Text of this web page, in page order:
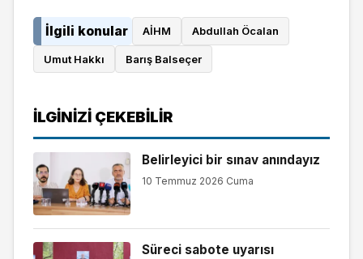
İlgili konular AİHM Abdullah Öcalan
Umut Hakkı Barış Balseçer
İLGINIZI ÇEKEBILIR
Belirleyici bir sınav anındayız
10 Temmuz 2026 Cuma
Süreci sabote uyarısı